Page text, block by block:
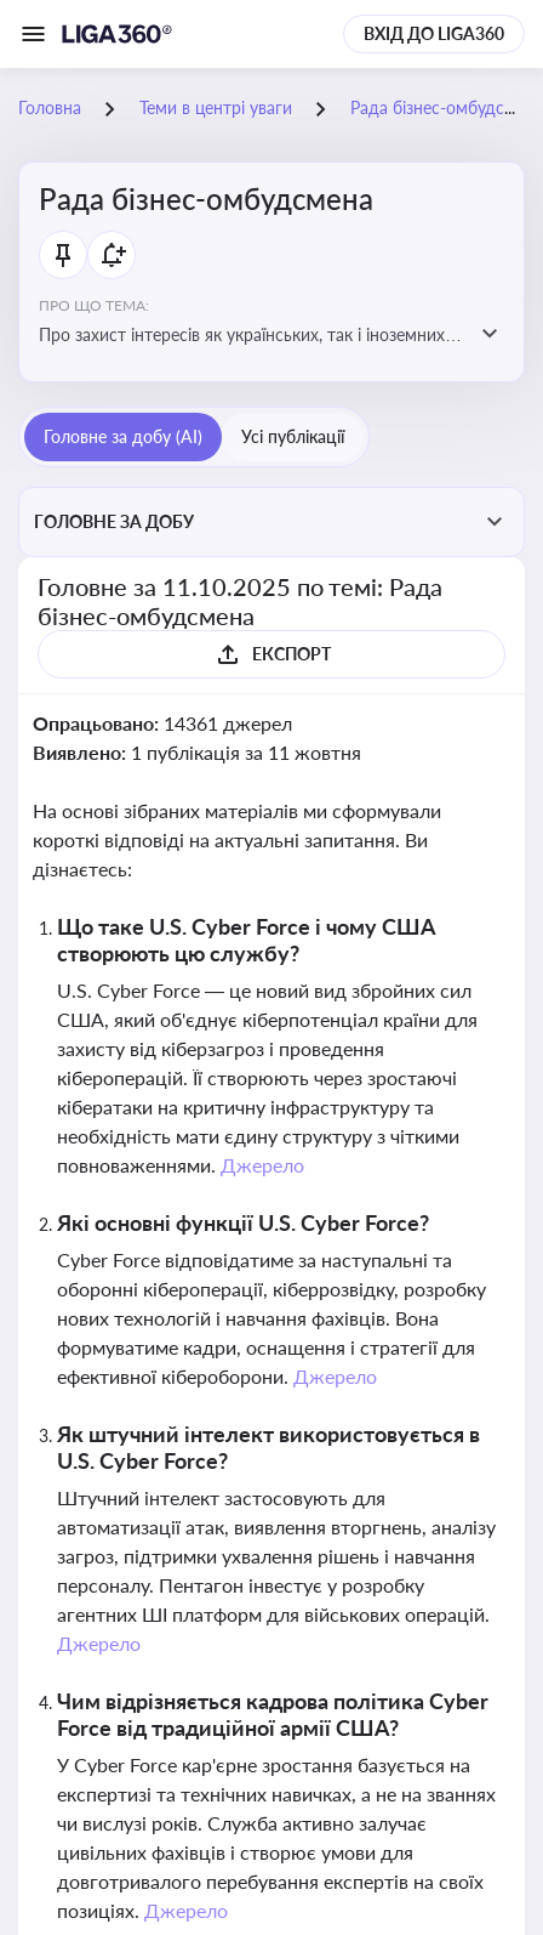
ВХІД ДО LIGA360
Головна Теми в центрі уваги Рада бізнес-омбудсмена
Рада бізнес-омбудсмена
ПРО ЩО ТЕМА:
Про захист інтересів як українських, так і іноземних
Головне за добу (AI) Усі публікації
ГОЛОВНЕ ЗА ДОБУ
Головне за 11.10.2025 по темі: Рада
бізнес-омбудсмена
ЕКСПОРТ
Опрацьовано: 14361 джерел
Виявлено: 1 публікація за 11 жовтня
На основі зібраних матеріалів ми сформували
короткі відповіді на актуальні запитання. Ви
дізнаєтесь:
Що таке U.S. Cyber Force і чому США
створюють цю службу?
U.S. Cyber Force — це новий вид збройних сил
США, який об'єднує кіберпотенціал країни для
захисту від кіберзагроз і проведення
кібероперацій. Її створюють через зростаючі
кібератаки на критичну інфраструктуру та
необхідність мати єдину структуру з чіткими
повноваженнями. Джерело
Які основні функції U.S. Cyber Force?
Cyber Force відповідатиме за наступальні та
оборонні кібероперації, кіберрозвідку, розробку
нових технологій і навчання фахівців. Вона
формуватиме кадри, оснащення і стратегії для
ефективної кібероборони. Джерело
Як штучний інтелект використовується в
U.S. Cyber Force?
Штучний інтелект застосовують для
автоматизації атак, виявлення вторгнень, аналізу
загроз, підтримки ухвалення рішень і навчання
персоналу. Пентагон інвестує у розробку
агентних ШІ платформ для військових операцій.
Джерело
Чим відрізняється кадрова політика Cyber
Force від традиційної армії США?
У Cyber Force кар'єрне зростання базується на
експертизі та технічних навичках, а не на званнях
чи вислузі років. Служба активно залучає
цивільних фахівців і створює умови для
довготривалого перебування експертів на своїх
позиціях. Джерело